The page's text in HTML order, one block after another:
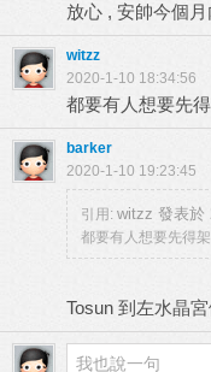
放心 , 安帥今個
witzz
2020-1-10 18:34:56
都要有人想要先
barker
2020-1-10 19:23:45
引用: witzz 發表於
都要有人想要先得架
Tosun 到左水晶